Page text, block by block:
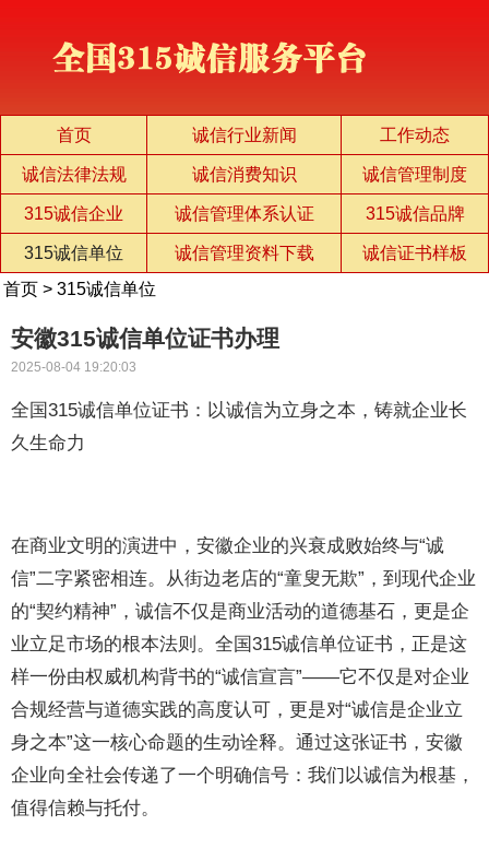
首页 诚信行业新闻 工作动态
诚信法律法规 诚信消费知识 诚信管理制度
315诚信企业 诚信管理体系认证 315诚信品牌
315诚信单位 诚信管理资料下载
诚信证书样板
首页 > 315诚信单位
安徽315诚信单位证书办理
2025-08-04 19:20:03
全国315诚信单位证书：以诚信为立身之本，铸就企业长
久生命力
在商业文明的演进中，安徽企业的兴衰成败始终与“诚
信”二字紧密相连。从街边老店的“童叟无欺”，到现代企业
的“契约精神”，诚信不仅是商业活动的道德基石，更是企
业立足市场的根本法则。全国315诚信单位证书，正是这
样一份由权威机构背书的“诚信宣言”——它不仅是对企业
合规经营与道德实践的高度认可，更是对“诚信是企业立
身之本”这一核心命题的生动诠释。通过这张证书，安徽
企业向全社会传递了一个明确信号：我们以诚信为根基，
值得信赖与托付。